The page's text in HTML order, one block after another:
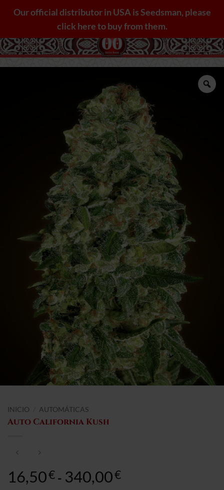
INICIO AUTOMÁTICAS
Auto California Kush
16,50€ - 340,00€Gama
Our official distributor in USA is Seedsman, please
click here to buy from them.